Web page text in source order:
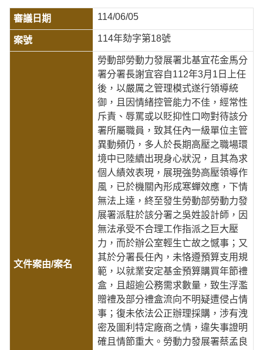
114/06/05
114年劾字第18號
勞動部勞動力發展署北基宜花金馬分
署分署長謝宜容自112年3月1日上任
後，以嚴厲之管理模式遂行領導統
御，且因情緒控管能力不佳，經常性
斥責、辱罵或以貶抑性口吻對待該分
署所屬職員，致其任內一級單位主管
異動頻仍，多人於長期高壓之職場環
境中已陸續出現身心狀況，且其為求
個人績效表現，展現強勢高壓領導作
風，已於機關內形成寒蟬效應，下情
無法上達，終至發生勞動部勞動力發
展署派駐於該分署之吳姓設計師，因
無法承受不合理工作指派之巨大壓
力，而於辦公室輕生亡故之憾事；又
其於分署長任內，未恪遵預算支用規
範，以就業安定基金預算購買年節禮
盒，且超逾公務需求數量，致生浮濫
贈禮及部分禮盒流向不明疑遭侵占情
事；復未依法公正辦理採購，涉有洩
密及圖利特定廠商之情，違失事證明
確且情節重大。勞動力發展署蔡孟良